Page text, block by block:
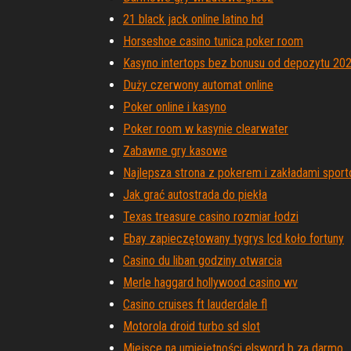
21 black jack online latino hd
Horseshoe casino tunica poker room
Kasyno intertops bez bonusu od depozytu
Duży czerwony automat online
Poker online i kasyno
Poker room w kasynie clearwater
Zabawne gry kasowe
Najlepsza strona z pokerem i zakładami
Jak grać autostrada do piekła
Texas treasure casino rozmiar łodzi
Ebay zapieczętowany tygrys lcd koło fortuny
Casino du liban godziny otwarcia
Merle haggard hollywood casino wv
Casino cruises ft lauderdale fl
Motorola droid turbo sd slot